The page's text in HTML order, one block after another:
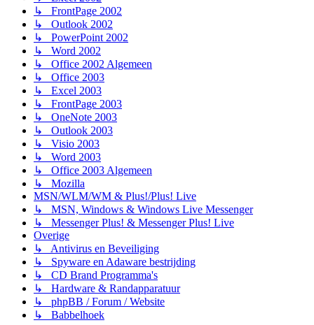
↳ FrontPage 2002
↳ Outlook 2002
↳ PowerPoint 2002
↳ Word 2002
↳ Office 2002 Algemeen
↳ Office 2003
↳ Excel 2003
↳ FrontPage 2003
↳ OneNote 2003
↳ Outlook 2003
↳ Visio 2003
↳ Word 2003
↳ Office 2003 Algemeen
↳ Mozilla
MSN/WLM/WM & Plus!/Plus! Live
↳ MSN, Windows & Windows Live Messenger
↳ Messenger Plus! & Messenger Plus! Live
Overige
↳ Antivirus en Beveiliging
↳ Spyware en Adaware bestrijding
↳ CD Brand Programma's
↳ Hardware & Randapparatuur
↳ phpBB / Forum / Website
↳ Babbelhoek